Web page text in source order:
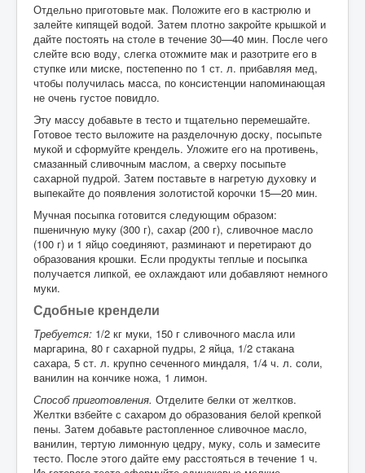
Отдельно приготовьте мак. Положите его в кастрюлю и
залейте кипящей водой. Затем плотно закройте крышкой и
дайте постоять на столе в течение 30—40 мин. После чего
слейте всю воду, слегка отожмите мак и разотрите его в
ступке или миске, постепенно по 1 ст. л. прибавляя мед,
чтобы получилась масса, по консистенции напоминающая
не очень густое повидло.
Эту массу добавьте в тесто и тщательно перемешайте.
Готовое тесто выложите на разделочную доску, посыпьте
мукой и сформуйте крендель. Уложите его на противень,
смазанный сливочным маслом, а сверху посыпьте
сахарной пудрой. Затем поставьте в нагретую духовку и
выпекайте до появления золотистой корочки 15—20 мин.
Мучная посыпка готовится следующим образом:
пшеничную муку (300 г), сахар (200 г), сливочное масло
(100 г) и 1 яйцо соединяют, разминают и перетирают до
образования крошки. Если продукты теплые и посыпка
получается липкой, ее охлаждают или добавляют немного
муки.
Сдобные крендели
Требуется: 1/2 кг муки, 150 г сливочного масла или
маргарина, 80 г сахарной пудры, 2 яйца, 1/2 стакана
сахара, 5 ст. л. крупно сеченного миндаля, 1/4 ч. л. соли,
ванилин на кончике ножа, 1 лимон.
Способ приготовления. Отделите белки от желтков.
Желтки взбейте с сахаром до образования белой крепкой
пены. Затем добавьте растопленное сливочное масло,
ванилин, тертую лимонную цедру, муку, соль и замесите
тесто. После этого дайте ему расстояться в течение 1 ч.